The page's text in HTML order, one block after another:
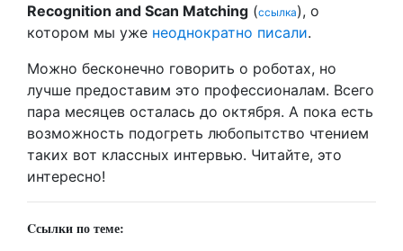
Recognition and Scan Matching (ссылка), о
котором мы уже неоднократно писали.
Можно бесконечно говорить о роботах, но
лучше предоставим это профессионалам. Всего
пара месяцев осталась до октября. А пока есть
возможность подогреть любопытство чтением
таких вот классных интервью. Читайте, это
интересно!
Cсылки по теме: